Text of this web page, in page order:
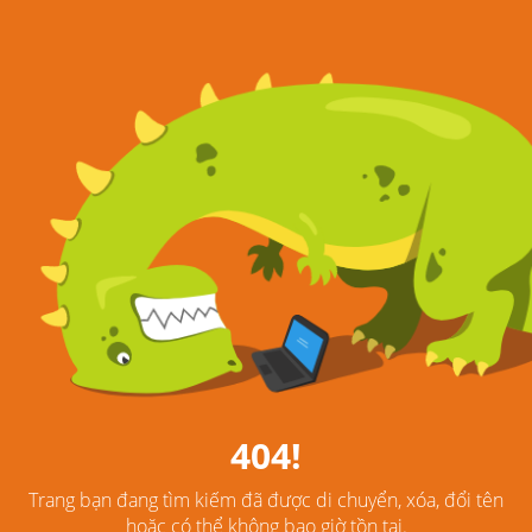
404!
Trang bạn đang tìm kiếm đã được di chuyển, xóa, đổi tên
hoặc có thể không bao giờ tồn tại.